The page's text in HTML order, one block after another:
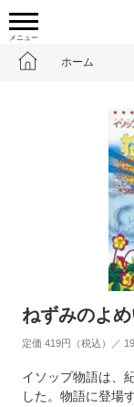
メニュー
ホーム
ねずみのよめ
定価 419円（税込）／
イソップ物語は、
した。物語に登場